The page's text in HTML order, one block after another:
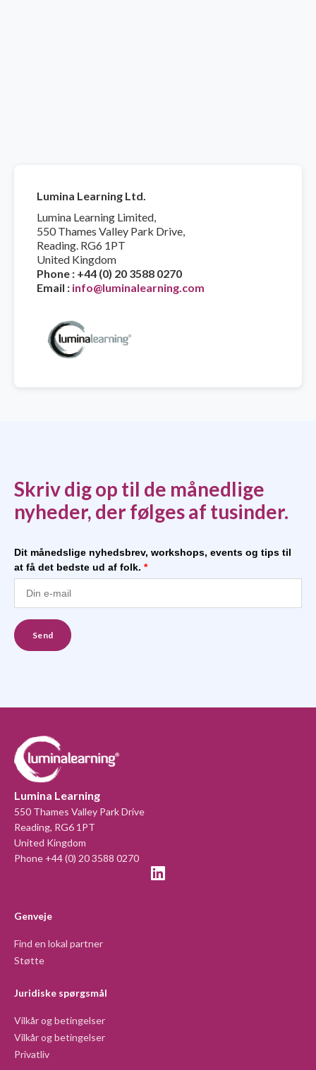
Lumina Learning Ltd.
Lumina Learning Limited,
550 Thames Valley Park Drive,
Reading. RG6 1PT
United Kingdom
Phone : +44 (0) 20 3588 0270
Email : info@luminalearning.com
Skriv dig op til de månedlige
nyheder, der følges af tusinder.
Dit månedslige nyhedsbrev, workshops, events og tips til
at få det bedste ud af folk. *
Lumina Learning
550 Thames Valley Park Drive
Reading, RG6 1PT
United Kingdom
Phone +44 (0) 20 3588 0270
Genveje
Find en lokal partner
Støtte
Juridiske spørgsmål
Vilkår og betingelser
Vilkår og betingelser
Privatliv